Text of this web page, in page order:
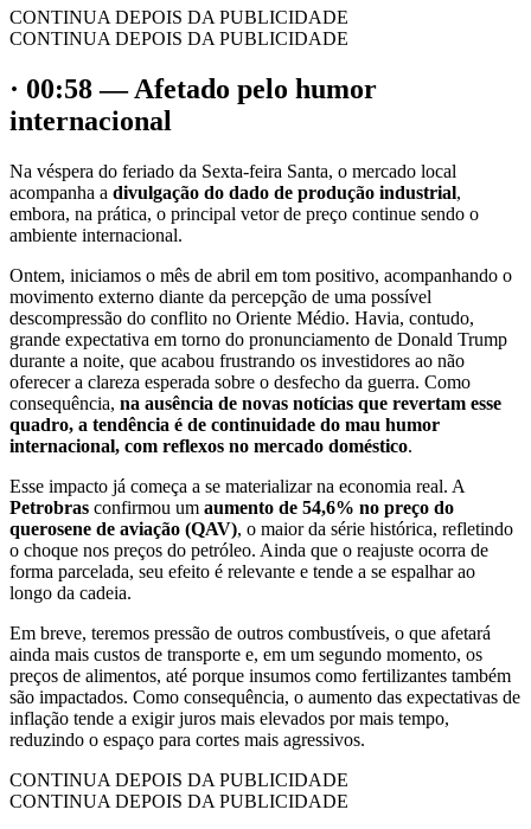
CONTINUA DEPOIS DA PUBLICIDADE
CONTINUA DEPOIS DA PUBLICIDADE
· 00:58 — Afetado pelo humor
internacional
Na véspera do feriado da Sexta-feira Santa, o mercado local
acompanha a divulgação do dado de produção industrial,
embora, na prática, o principal vetor de preço continue sendo o
ambiente internacional.
Ontem, iniciamos o mês de abril em tom positivo, acompanhando o
movimento externo diante da percepção de uma possível
descompressão do conflito no Oriente Médio. Havia, contudo,
grande expectativa em torno do pronunciamento de Donald Trump
durante a noite, que acabou frustrando os investidores ao não
oferecer a clareza esperada sobre o desfecho da guerra. Como
consequência, na ausência de novas notícias que revertam esse
quadro, a tendência é de continuidade do mau humor
internacional, com reflexos no mercado doméstico.
Esse impacto já começa a se materializar na economia real. A
Petrobras confirmou um aumento de 54,6% no preço do
querosene de aviação (QAV), o maior da série histórica, refletindo
o choque nos preços do petróleo. Ainda que o reajuste ocorra de
forma parcelada, seu efeito é relevante e tende a se espalhar ao
longo da cadeia.
Em breve, teremos pressão de outros combustíveis, o que afetará
ainda mais custos de transporte e, em um segundo momento, os
preços de alimentos, até porque insumos como fertilizantes também
são impactados. Como consequência, o aumento das expectativas de
inflação tende a exigir juros mais elevados por mais tempo,
reduzindo o espaço para cortes mais agressivos.
CONTINUA DEPOIS DA PUBLICIDADE
CONTINUA DEPOIS DA PUBLICIDADE